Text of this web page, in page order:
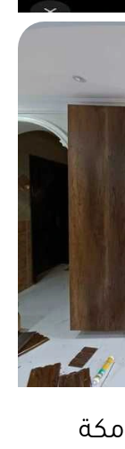
مكة